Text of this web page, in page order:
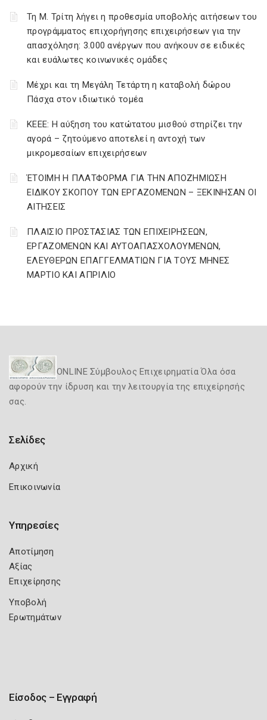
Τη Μ. Τρίτη λήγει η προθεσμία υποβολής αιτήσεων του
προγράμματος επιχορήγησης επιχειρήσεων για την
απασχόληση: 3.000 ανέργων που ανήκουν σε ειδικές
και ευάλωτες κοινωνικές ομάδες
Μέχρι και τη Μεγάλη Τετάρτη η καταβολή δώρου
Πάσχα στον ιδιωτικό τομέα
ΚΕΕΕ: Η αύξηση του κατώτατου μισθού στηρίζει την
αγορά – ζητούμενο αποτελεί η αντοχή των
μικρομεσαίων επιχειρήσεων
ΈΤΟΙΜΗ Η ΠΛΑΤΦΟΡΜΑ ΓΙΑ ΤΗΝ ΑΠΟΖΗΜΙΩΣΗ
ΕΙΔΙΚΟΥ ΣΚΟΠΟΥ ΤΩΝ ΕΡΓΑΖΟΜΕΝΩΝ – ΞΕΚΙΝΗΣΑΝ ΟΙ
ΑΙΤΗΣΕΙΣ
ΠΛΑΙΣΙΟ ΠΡΟΣΤΑΣΙΑΣ ΤΩΝ ΕΠΙΧΕΙΡΗΣΕΩΝ,
ΕΡΓΑΖΟΜΕΝΩΝ ΚΑΙ ΑΥΤΟΑΠΑΣΧΟΛΟΥΜΕΝΩΝ,
ΕΛΕΥΘΕΡΩΝ ΕΠΑΓΓΕΛΜΑΤΙΩΝ ΓΙΑ ΤΟΥΣ ΜΗΝΕΣ
ΜΑΡΤΙΟ ΚΑΙ ΑΠΡΙΛΙΟ
ONLINE Σύμβουλος Επιχειρηματία Όλα όσα
αφορούν την ίδρυση και την λειτουργία της επιχείρησής
σας.
Σελίδες
Αρχική
Επικοινωνία
Υπηρεσίες
Αποτίμηση
Αξίας
Επιχείρησης
Υποβολή
Ερωτημάτων
Είσοδος – Εγγραφή